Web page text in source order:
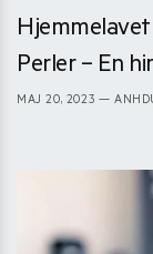
Perler – En
MAJ 20, 2023 —